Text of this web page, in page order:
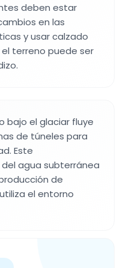
deben estar
en las
y usar calzado
terreno puede ser
bajo el glaciar fluye
de túneles para
Este
agua subterránea
de
el entorno